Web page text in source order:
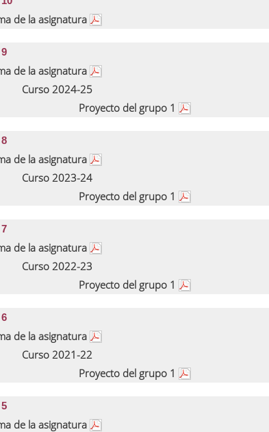
de la asignatura
de la asignatura
Curso 2024-25
Proyecto del grupo 1
de la asignatura
Curso 2023-24
Proyecto del grupo 1
de la asignatura
Curso 2022-23
Proyecto del grupo 1
de la asignatura
Curso 2021-22
Proyecto del grupo 1
de la asignatura